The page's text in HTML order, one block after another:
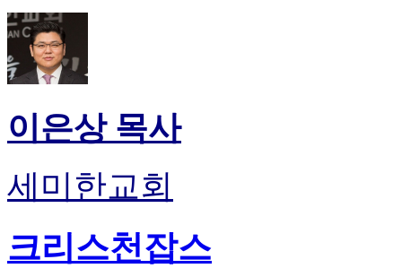
이은상 목사
세미한교회
크리스천잡스